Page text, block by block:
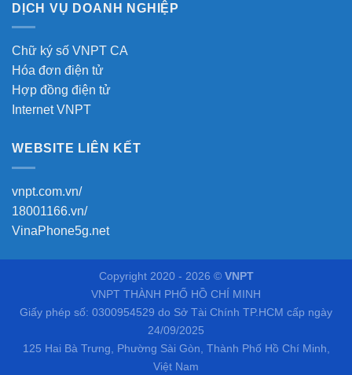
DỊCH VỤ DOANH NGHIỆP
Chữ ký số VNPT CA
Hóa đơn điện tử
Hợp đồng điện tử
Internet VNPT
WEBSITE LIÊN KẾT
vnpt.com.vn/
18001166.vn/
VinaPhone5g.net
Copyright 2020 - 2026 © VNPT
VNPT THÀNH PHỐ HỒ CHÍ MINH
Giấy phép số: 0300954529 do Sở Tài Chính TP.HCM cấp ngày
24/09/2025
125 Hai Bà Trưng, Phường Sài Gòn, Thành Phố Hồ Chí Minh,
Việt Nam